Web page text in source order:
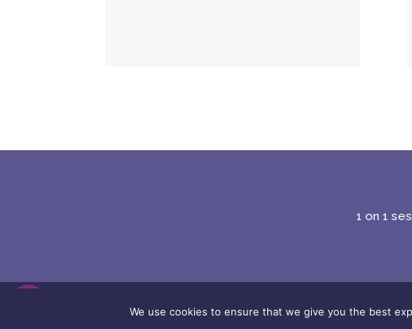
1 on 1
Copyright © |Terms and
We use cookies to ensure that we give you the best